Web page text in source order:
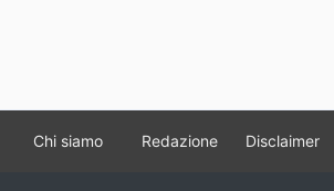
Chi siamo Redazione Disclaimer